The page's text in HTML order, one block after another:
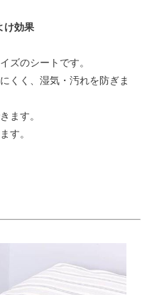
け効果
ズのシートです。
くく、湿気・汚れを防ぎま
ます。
す。